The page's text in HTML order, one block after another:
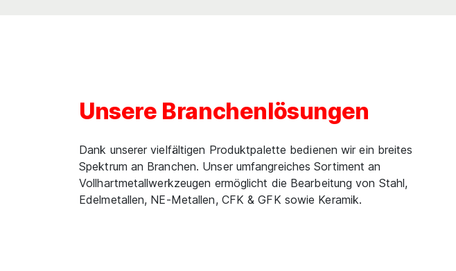
Unsere Branchenlösungen
Dank unserer vielfältigen Produktpalette bedienen wir ein breites
Spektrum an Branchen. Unser umfangreiches Sortiment an
Vollhartmetallwerkzeugen ermöglicht die Bearbeitung von Stahl,
Edelmetallen, NE-Metallen, CFK & GFK sowie Keramik.